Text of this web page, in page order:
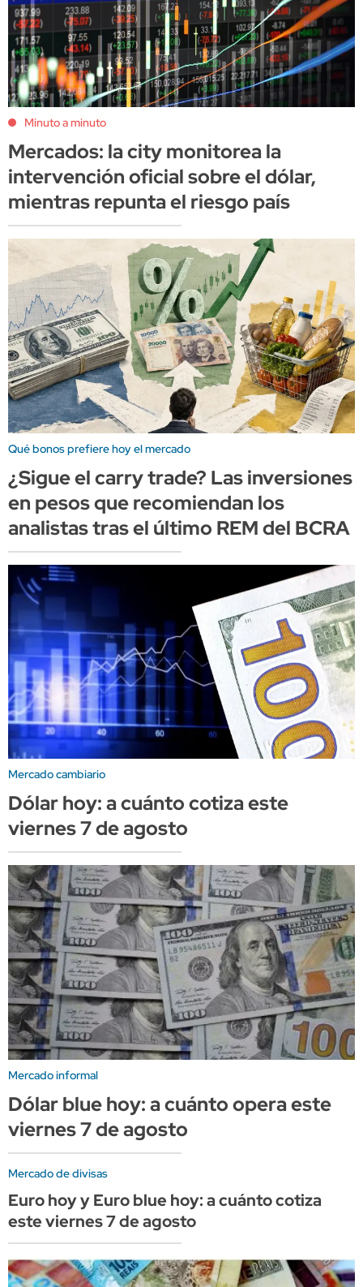
Minuto a minuto
Mercados: la city monitorea la
intervención oficial sobre el dólar,
mientras repunta el riesgo país
Qué bonos prefiere hoy el mercado
¿Sigue el carry trade? Las inversiones
en pesos que recomiendan los
analistas tras el último REM del BCRA
Mercado cambiario
Dólar hoy: a cuánto cotiza este
viernes 7 de agosto
Mercado informal
Dólar blue hoy: a cuánto opera este
viernes 7 de agosto
Mercado de divisas
Euro hoy y Euro blue hoy: a cuánto cotiza
este viernes 7 de agosto